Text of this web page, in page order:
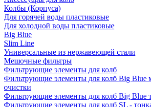
Колбы (Корпуса)
Для горячей воды пластиковые
Для холодной воды пластиковые
Big Blue
Slim Line
Универсальные из нержавеющей стали
Мешочные фильтры
Фильтрующие элементы для колб
Фильтрующие элементы для колб Big Blue
очистки
Фильтрующие элементы для колб Big Blue
Фильтрующие элементы для колб SL -